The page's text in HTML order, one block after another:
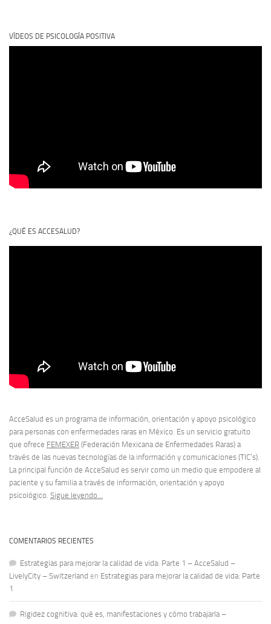
VÍDEOS DE PSICOLOGÍA POSITIVA
¿QUÉ ES ACCESALUD?
AcceSalud es un programa de información, orientación y apoyo psicológico
para personas con enfermedades raras en México. Es un servicio gratuito
que ofrece FEMEXER (Federación Mexicana de Enfermedades Raras) a
través de las nuevas tecnologías de la información y comunicaciones (TIC’s).
La principal función de AcceSalud es servir como un medio que empodere al
paciente y su familia a través de información, orientación y apoyo
psicológico. Sigue leyendo…
COMENTARIOS RECIENTES
Estrategias para mejorar la calidad de vida: Parte 1 – AcceSalud –
LivelyCity – Switzerland en Estrategias para mejorar la calidad de vida: Parte
1
Rigidez cognitiva: qué es, manifestaciones y cómo trabajarla –